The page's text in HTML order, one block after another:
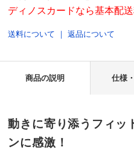
ディノスカードなら基本配
送料について ｜返品について
商品の説明 仕様
動きに寄り添うフィッ
ンに感激！